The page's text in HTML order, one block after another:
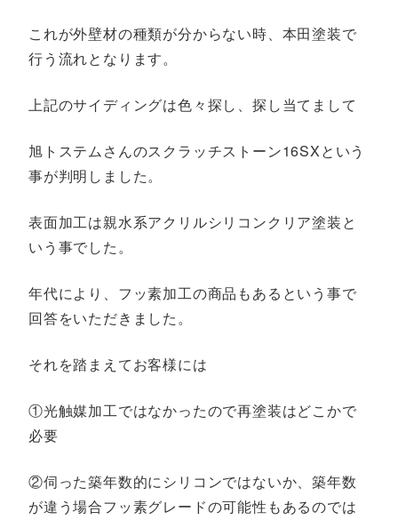
これが外壁材の種類が分からない時、本田塗装で
行う流れとなります。
上記のサイディングは色々探し、探し当てまして
旭トステムさんのスクラッチストーン16SXという
事が判明しました。
表面加工は親水系アクリルシリコンクリア塗装と
いう事でした。
年代により、フッ素加工の商品もあるという事で
回答をいただきました。
それを踏まえてお客様には
①光触媒加工ではなかったので再塗装はどこかで
必要
②伺った築年数的にシリコンではないか、築年数
が違う場合フッ素グレードの可能性もあるのでは